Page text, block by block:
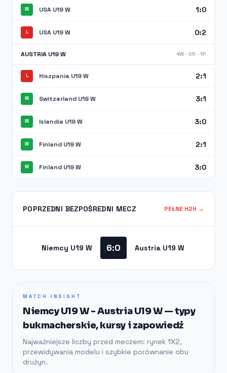
W USA U19 W 1:0
L USA U19 W 0:2
AUSTRIA U19 W 4W · 0R · 1P
L Hiszpania U19 W 2:1
W Switzerland U19 W 3:1
W Islandia U19 W 3:0
W Finland U19 W 2:1
W Finland U19 W 3:0
POPRZEDNI BEZPOŚREDNI MECZ PEŁNE H2H →
Niemcy U19 W 6:0 Austria U19 W
MATCH INSIGHT
Niemcy U19 W - Austria U19 W — typy
bukmacherskie, kursy i zapowiedź
Najważniejsze liczby przed meczem: rynek 1X2,
przewidywania modelu i szybkie porównanie obu
drużyn.